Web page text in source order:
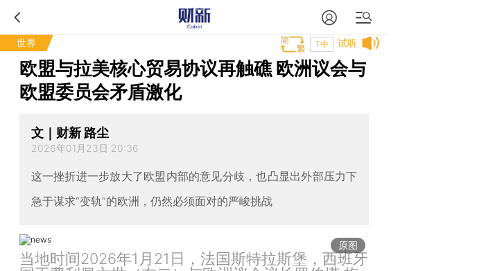
世界 试听
T中
欧盟与拉美核心贸易协议再触礁 欧洲议会与
欧盟委员会矛盾激化
文｜财新 路尘
2026年01月23日 20:36
这一挫折进一步放大了欧盟内部的意见分歧，也凸显出外部压力下
急于谋求“变轨”的欧洲，仍然必须面对的严峻挑战
原图
当地时间2026年1月21日，法国斯特拉斯堡，西班牙